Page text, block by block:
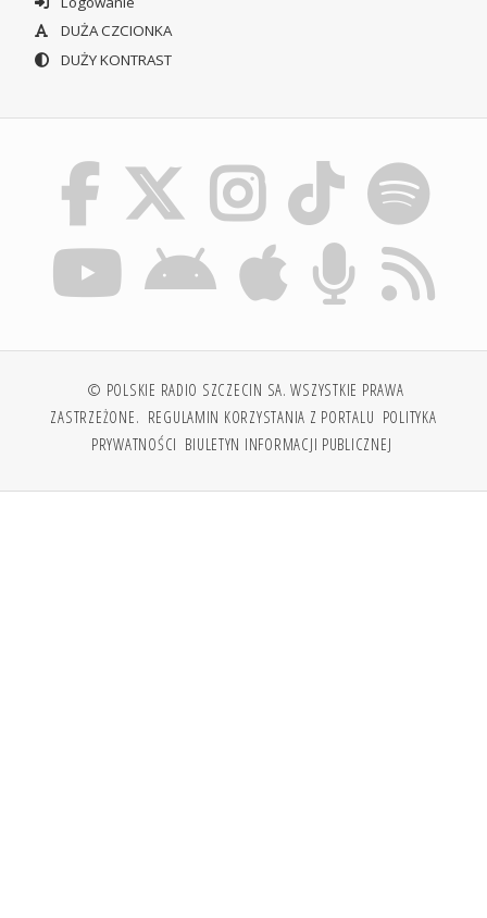
DUŻA CZCIONKA
DUŻY KONTRAST
© POLSKIE RADIO SZCZECIN SA. WSZYSTKIE PRAWA
ZASTRZEŻONE. REGULAMIN KORZYSTANIA Z PORTALU POLITYKA
PRYWATNOŚCI BIULETYN INFORMACJI PUBLICZNEJ